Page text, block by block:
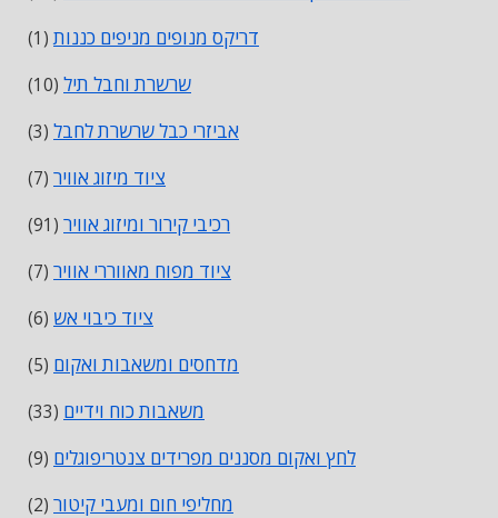
דריקס מנופים מניפים כננות(1)
שרשרת וחבל תיל (10)
אביזרי כבל שרשרת לחבל (3)
ציוד מיזוג אוויר (7)
רכיבי קירור ומיזוג אוויר (91)
ציוד מפוח מאווררי אוויר (7)
ציוד כיבוי אש (6)
מדחסים ומשאבות ואקום (5)
משאבות כוח וידיים (33)
לחץ ואקום מסננים מפרידים צנטריפוגלים (9)
מחליפי חום ומעבי קיטור (2)